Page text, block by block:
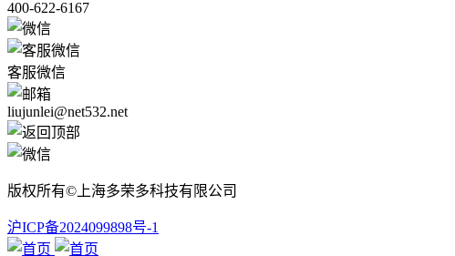
400-622-6167
客服微信
liujunlei@net532.net
版权所有©上海多荣多科技有限公司
沪ICP备2024099898号-1